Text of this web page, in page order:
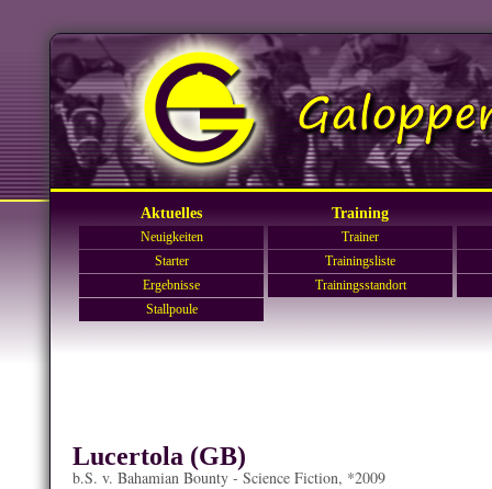
Aktuelles Training
Neuigkeiten
Starter
Ergebnisse
Stallpoule
Trainer
Trainingsliste
Trainingsstandort
Lucertola (GB)
b.S. v. Bahamian Bounty - Science Fiction, *2009